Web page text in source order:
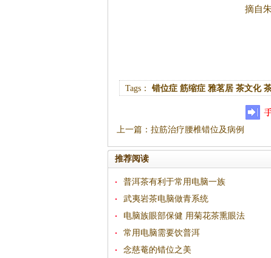
摘自
Tags： 错位症 筋缩症 雅茗居 茶文化
上一篇 ： 拉筋治疗腰椎错位及病例
推荐阅读
普洱茶有利于常用电脑一族
武夷岩茶电脑做青系统
电脑族眼部保健 用菊花茶熏眼法
常用电脑需要饮普洱
念慈菴的错位之美